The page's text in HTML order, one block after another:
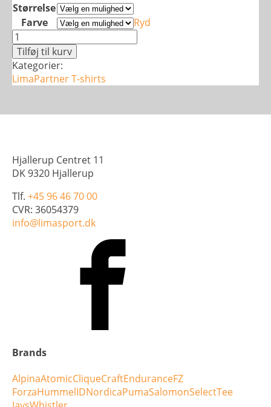
Størrelse
Farve
Ryd
HmlAuthentic
t-
shirt
-
Dame
Tilføj til kurv
Kategorier:
LimaPartnerT-shirts
Hjallerup Centret 11
DK 9320 Hjallerup
Tlf. +45 96 46 70 00
CVR: 36054379
info@limasport.dk
Brands
AlpinaAtomicCliqueCraftEnduranceFZ
ForzaHummelIDNordicaPumaSalomonSelectTee